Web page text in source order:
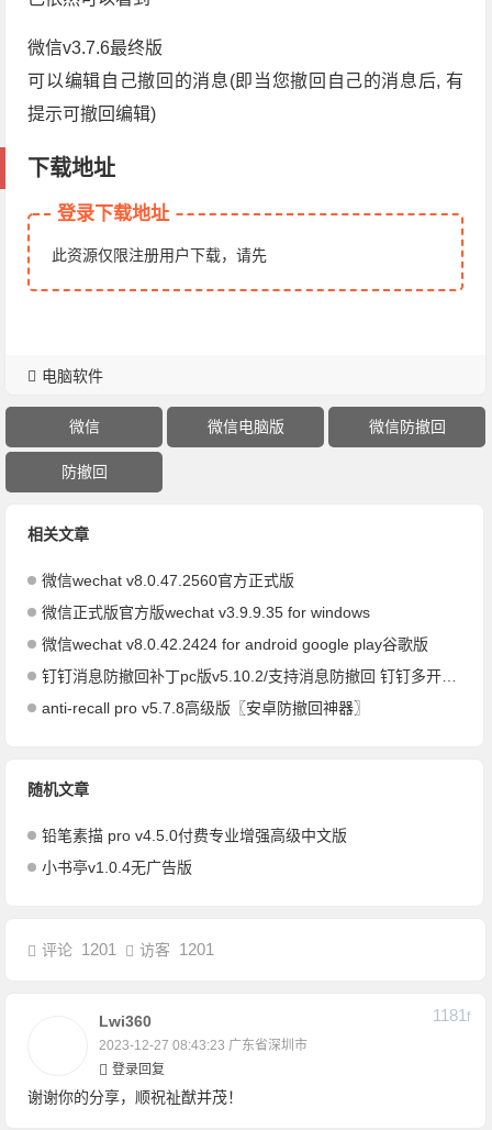
微信v3.7.6最终版
可以编辑自己撤回的消息(即当您撤回自己的消息后, 有
提示可撤回编辑)
下载地址
登录下载地址
此资源仅限注册用户下载，请先
电脑软件
微信 微信电脑版 微信防撤回
防撤回
相关文章
微信wechat v8.0.47.2560官方正式版
微信正式版官方版wechat v3.9.9.35 for windows
微信wechat v8.0.42.2424 for android google play谷歌版
钉钉消息防撤回补丁pc版v5.10.2/支持消息防撤回 钉钉多开 支持消息永不已读
anti-recall pro v5.7.8高级版〖安卓防撤回神器〗
随机文章
铅笔素描 pro v4.5.0付费专业增强高级中文版
小书亭v1.0.4无广告版
评论 1201 访客 1201
Lwi360
2023-12-27 08:43:23 广东省深圳市
1181F
登录回复
谢谢你的分享，顺祝祉猷并茂！